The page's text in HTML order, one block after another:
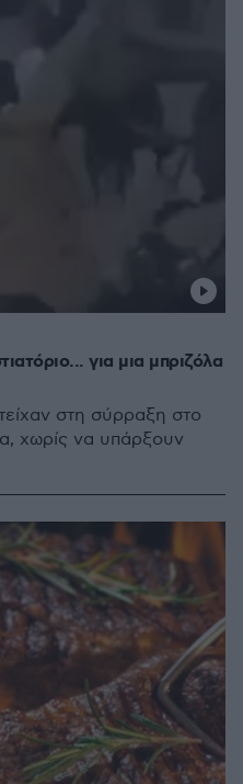
για μια μπριζόλα
στη σύρραξη στο
χωρίς να υπάρξουν